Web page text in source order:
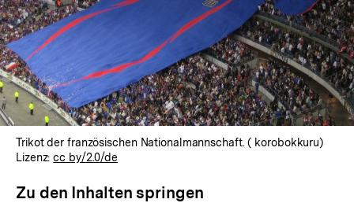
Trikot der französischen Nationalmannschaft. ( korobokkuru)
Lizenz:cc by/2.0/de
Zu den Inhalten springen